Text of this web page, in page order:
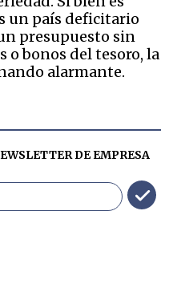
un país deficitario
presupuesto sin
o bonos del tesoro, la
alarmante.
DEEMPRESA